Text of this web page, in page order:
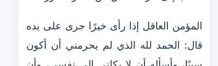
المؤمن العاقل إذا رأى خيرًا جرى على يده
قال: الحمد لله الذي لم يحرمني أن أكون